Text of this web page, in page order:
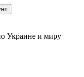
Украине и миру